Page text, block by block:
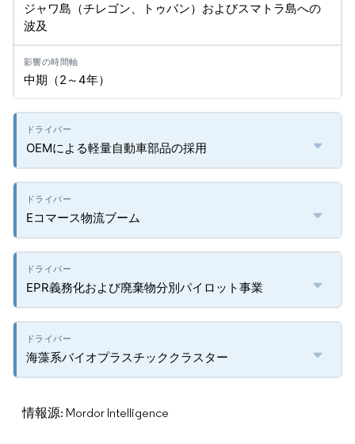
ジャワ島（チレゴン、トゥバン）およびスマトラ島への
波及
中期（2～4年）
OEMによる軽量自動車部品の採用
Eコマース物流ブーム
EPR義務化および廃棄物分別パイロット事業
海藻系バイオプラスチッククラスター
情報源: Mordor Intelligence